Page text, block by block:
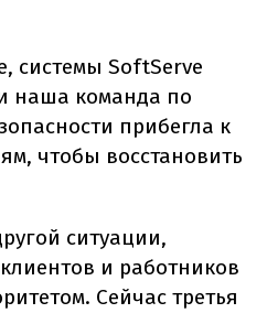
системы SoftServe
наша команда по
прибегла к
чтобы восстановить
ситуации,
и работников
Сейчас третья